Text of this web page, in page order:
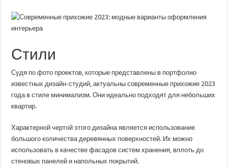
Стили
Судя по фото проектов, которые представлены в портфолио
известных дизайн-студий, актуальны современные прихожие 2023
года в стиле минимализм. Они идеально подходят для небольших
квартир.
Характерной чертой этого дизайна является использование
большого количества деревянных поверхностей. Их можно
использовать в качестве фасадов систем хранения, вплоть до
стеновых панелей и напольных покрытий.